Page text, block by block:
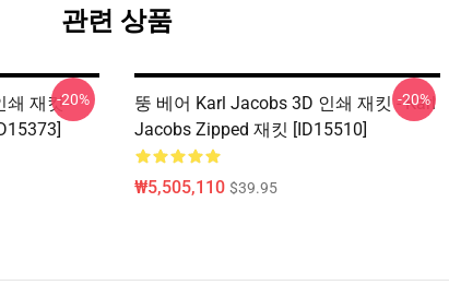
관련 상품
쇄 재킷 --20%
뚱 베어 Karl Jacobs 3D 인쇄 재킷 - Karl
Jacobs Zipped 재킷 [ID15510]
₩5,505,110 $39.95
-20%